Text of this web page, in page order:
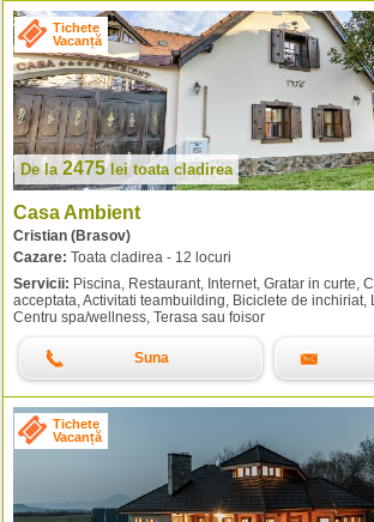
Tichete
Vacanță
De la 2475lei toata cladirea
Casa Ambient
Cristian (Brasov)
Cazare: Toata cladirea - 12 locuri
Servicii: Piscina, Restaurant, Internet, Gratar in curte,
acceptata, Activitati teambuilding, Biciclete de inchiriat,
Centru spa/wellness, Terasa sau foisor
Suna
Tichete
Vacanță